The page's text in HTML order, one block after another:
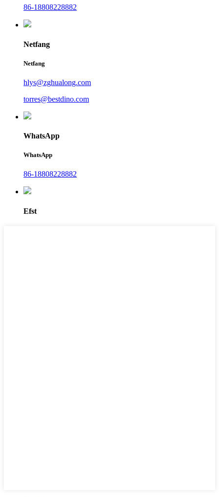
86-18808228882
Netfang
Netfang
hlys@zghualong.com
torres@bestdino.com
WhatsApp
WhatsApp
86-18808228882
Efst